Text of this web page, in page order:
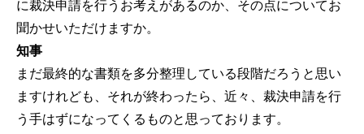
に裁決申請を行うお考えがあるのか、その点についてお
聞かせいただけますか。
知事
まだ最終的な書類を多分整理している段階だろうと思い
ますけれども、それが終わったら、近々、裁決申請を行
う手はずになってくるものと思っております。